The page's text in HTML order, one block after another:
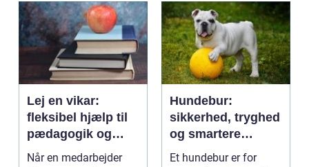
Lej en vikar:
fleksibel hjælp til
pædagogik og
sundhed
Når en medarbejder
Hundebur:
sikkerhed, tryghed
og smartere
hverdag med hund
Et hundebur er for